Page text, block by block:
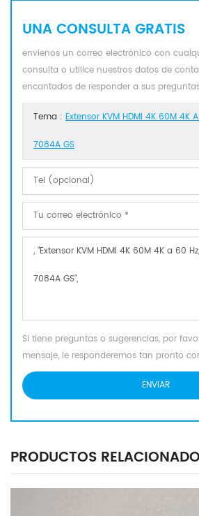
UNA CONSULTA GRATIS
envíenos un correo electrónico con
consulta o utilice nuestros datos de
encantados de responder a sus
Tema : Extensor KVM HDMI 4K 60M 4K
7084A GS
Si tiene preguntas o sugerencias, por
mensaje, le responderemos tan pronto
PRODUCTOS